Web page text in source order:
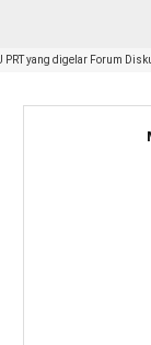
PRT yang digelar Forum